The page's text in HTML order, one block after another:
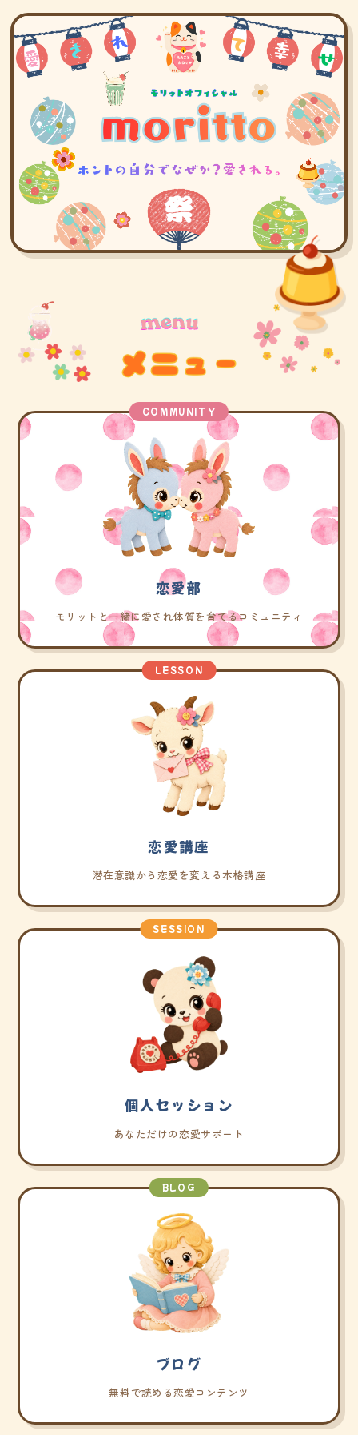
COMMUNITY
恋愛部
モリットと一緒に愛され体質を育てるコミュニティ
LESSON
恋愛講座
潜在意識から恋愛を変える本格講座
SESSION
個人セッション
あなただけの恋愛サポート
BLOG
ブログ
無料で読める恋愛コンテンツ